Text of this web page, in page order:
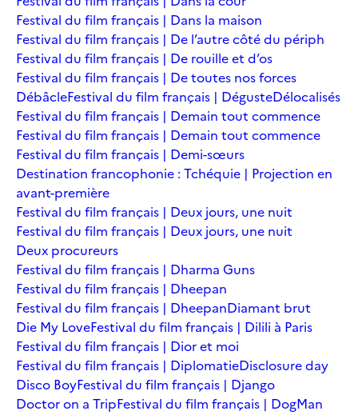
Festival du film français | Dans la maison
Festival du film français | De l’autre côté du périph
Festival du film français | De rouille et d’os
Festival du film français | De toutes nos forces
DébâcleFestival du film français | DégusteDélocalisés
Festival du film français | Demain tout commence
Festival du film français | Demain tout commence
Festival du film français | Demi-sœurs
Destination francophonie : Tchéquie | Projection en
avant-première
Festival du film français | Deux jours, une nuit
Festival du film français | Deux jours, une nuit
Deux procureurs
Festival du film français | Dharma Guns
Festival du film français | Dheepan
Festival du film français | DheepanDiamant brut
Die My LoveFestival du film français | Dilili à Paris
Festival du film français | Dior et moi
Festival du film français | DiplomatieDisclosure day
Disco BoyFestival du film français | Django
Doctor on a TripFestival du film français | DogMan